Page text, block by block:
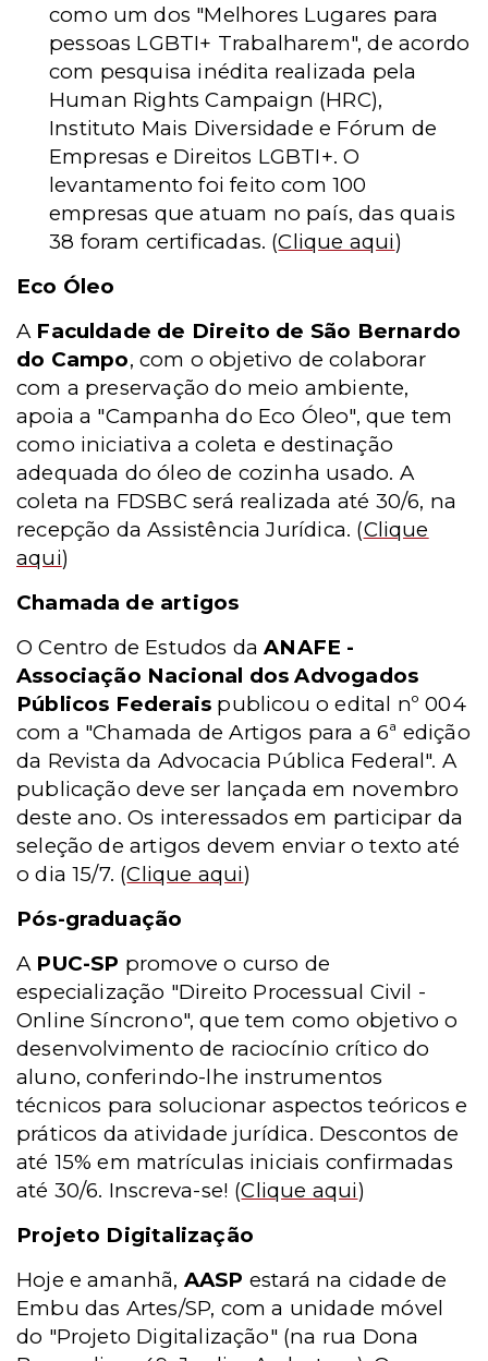
como um dos "Melhores Lugares para
pessoas LGBTI+ Trabalharem", de acordo
com pesquisa inédita realizada pela
Human Rights Campaign (HRC),
Instituto Mais Diversidade e Fórum de
Empresas e Direitos LGBTI+. O
levantamento foi feito com 100
empresas que atuam no país, das quais
38 foram certificadas. (Clique aqui)
Eco Óleo
A Faculdade de Direito de São Bernardo
do Campo, com o objetivo de colaborar
com a preservação do meio ambiente,
apoia a "Campanha do Eco Óleo", que tem
como iniciativa a coleta e destinação
adequada do óleo de cozinha usado. A
coleta na FDSBC será realizada até 30/6, na
recepção da Assistência Jurídica. (Clique
aqui)
Chamada de artigos
O Centro de Estudos daANAFE -
Associação Nacional dos Advogados
Públicos Federais publicou o edital nº 004
com a "Chamada de Artigos para a 6ª edição
da Revista da Advocacia Pública Federal". A
publicação deve ser lançada em novembro
deste ano. Os interessados em participar da
seleção de artigos devem enviar o texto até
o dia 15/7. (Clique aqui)
Pós-graduação
A PUC-SP promove o curso de
especialização "Direito Processual Civil -
Online Síncrono", que tem como objetivo o
desenvolvimento de raciocínio crítico do
aluno, conferindo-lhe instrumentos
técnicos para solucionar aspectos teóricos e
práticos da atividade jurídica. Descontos de
até 15% em matrículas iniciais confirmadas
até 30/6. Inscreva-se! (Clique aqui)
Projeto Digitalização
Hoje e amanhã, AASP estará na cidade de
Embu das Artes/SP, com a unidade móvel
do "Projeto Digitalização" (na rua Dona